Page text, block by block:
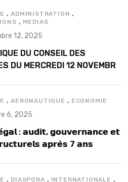
,ADMINISTRATION ,
, MEDIAS
12, 2025
DU CONSEIL DES
DU MERCREDI 12 NOVEMBRE
,AERONAUTIQUE , ECONOMIE
6, 2025
: 𝗮𝘂𝗱𝗶𝘁, 𝗴𝗼𝘂𝘃𝗲𝗿𝗻𝗮𝗻𝗰𝗲 𝗲𝘁
𝗮𝗽𝗿𝗲̀𝘀 7 𝗮𝗻𝘀
, DIASPORA , INTERNATIONALE ,